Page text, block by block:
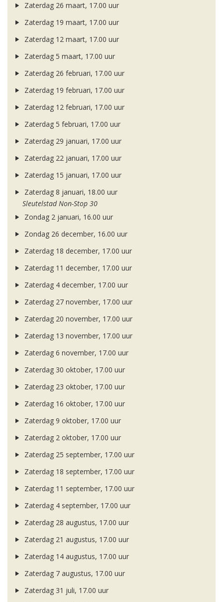
Zaterdag 26 maart, 17.00 uur
Zaterdag 19 maart, 17.00 uur
Zaterdag 12 maart, 17.00 uur
Zaterdag 5 maart, 17.00 uur
Zaterdag 26 februari, 17.00 uur
Zaterdag 19 februari, 17.00 uur
Zaterdag 12 februari, 17.00 uur
Zaterdag 5 februari, 17.00 uur
Zaterdag 29 januari, 17.00 uur
Zaterdag 22 januari, 17.00 uur
Zaterdag 15 januari, 17.00 uur
Zaterdag 8 januari, 18.00 uur
Sleutelstad Non-Stop 30
Zondag 2 januari, 16.00 uur
Zondag 26 december, 16.00 uur
Zaterdag 18 december, 17.00 uur
Zaterdag 11 december, 17.00 uur
Zaterdag 4 december, 17.00 uur
Zaterdag 27 november, 17.00 uur
Zaterdag 20 november, 17.00 uur
Zaterdag 13 november, 17.00 uur
Zaterdag 6 november, 17.00 uur
Zaterdag 30 oktober, 17.00 uur
Zaterdag 23 oktober, 17.00 uur
Zaterdag 16 oktober, 17.00 uur
Zaterdag 9 oktober, 17.00 uur
Zaterdag 2 oktober, 17.00 uur
Zaterdag 25 september, 17.00 uur
Zaterdag 18 september, 17.00 uur
Zaterdag 11 september, 17.00 uur
Zaterdag 4 september, 17.00 uur
Zaterdag 28 augustus, 17.00 uur
Zaterdag 21 augustus, 17.00 uur
Zaterdag 14 augustus, 17.00 uur
Zaterdag 7 augustus, 17.00 uur
Zaterdag 31 juli, 17.00 uur